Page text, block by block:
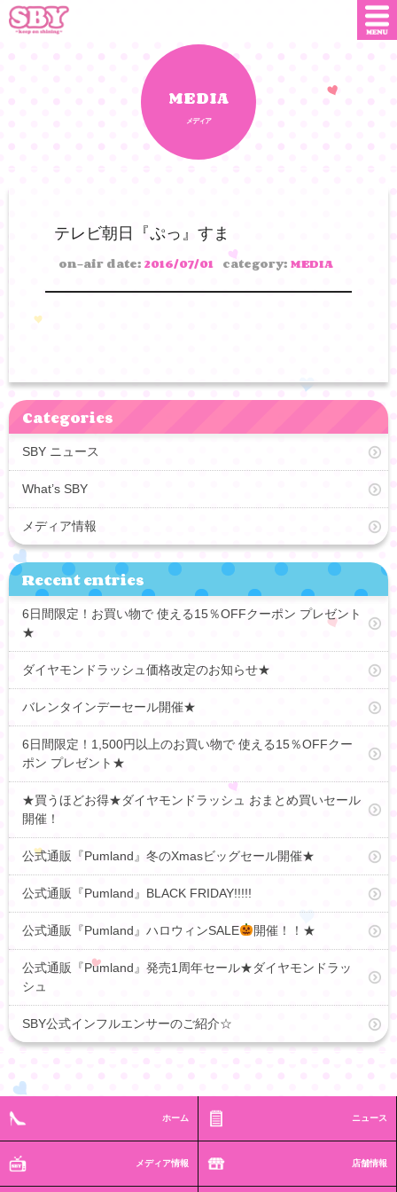
会社概要
MEDIA
メディア
テレビ朝日『ぷっ』すま
on-air date: 2016/07/01 category: MEDIA
Categories
SBY ニュース
What’s SBY
メディア情報
Recent entries
6日間限定！お買い物で 使える15％OFFクーポン プレゼント
★
ダイヤモンドラッシュ価格改定のお知らせ★
バレンタインデーセール開催★
6日間限定！1,500円以上のお買い物で 使える15％OFFクー
ポン プレゼント★
★買うほどお得★ダイヤモンドラッシュ おまとめ買いセール
開催！
公式通販『Pumland』冬のXmasビッグセール開催★
公式通販『Pumland』BLACK FRIDAY!!!!!
公式通販『Pumland』ハロウィンSALE 開催！！★
公式通販『Pumland』発売1周年セール★ダイヤモンドラッ
シュ
SBY公式インフルエンサーのご紹介☆
ホーム ニュース
メディア情報 店舗情報